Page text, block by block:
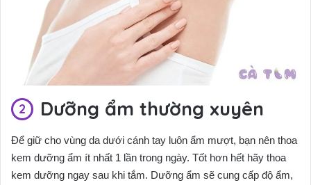
Dưỡng ẩm thường xuyên
Để giữ cho vùng da dưới cánh tay luôn ẩm mượt, bạn nên thoa
kem dưỡng ẩm ít nhất 1 lần trong ngày. Tốt hơn hết hãy thoa
kem dưỡng ngay sau khi tắm. Dưỡng ẩm sẽ cung cấp độ ẩm,